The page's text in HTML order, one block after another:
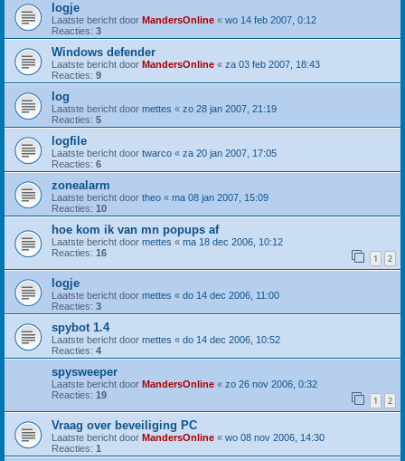
logje
Laatste bericht door MandersOnline « wo 14 feb 2007, 0:12
Reacties: 3
Windows defender
Laatste bericht door MandersOnline « za 03 feb 2007, 18:43
Reacties: 9
log
Laatste bericht door mettes « zo 28 jan 2007, 21:19
Reacties: 5
logfile
Laatste bericht door twarco « za 20 jan 2007, 17:05
Reacties: 6
zonealarm
Laatste bericht door theo « ma 08 jan 2007, 15:09
Reacties: 10
hoe kom ik van mn popups af
Laatste bericht door mettes « ma 18 dec 2006, 10:12
Reacties: 16 1 2
logje
Laatste bericht door mettes « do 14 dec 2006, 11:00
Reacties: 3
spybot 1.4
Laatste bericht door mettes « do 14 dec 2006, 10:52
Reacties: 4
spysweeper
Laatste bericht door MandersOnline « zo 26 nov 2006, 0:32
Reacties: 19 1 2
Vraag over beveiliging PC
Laatste bericht door MandersOnline « wo 08 nov 2006, 14:30
Reacties: 1